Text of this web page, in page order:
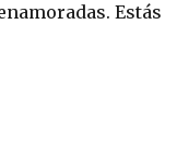
Estás